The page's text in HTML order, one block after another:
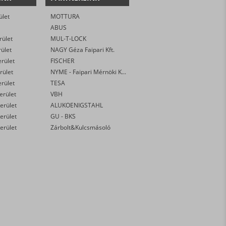
MOTTURA
ABUS
MUL-T-LOCK
NAGY Géza Faipari Kft.
FISCHER
NYME - Faipari Mérnöki Kar
TESA
VBH
ALUKOENIGSTAHL
GU - BKS
Zárbolt&Kulcsmásoló